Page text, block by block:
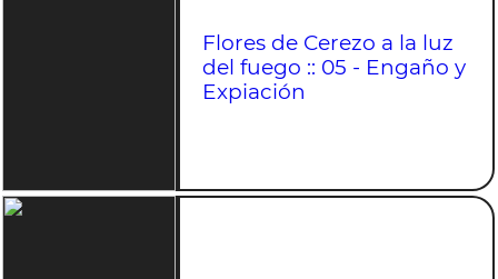
Flores de Cerezo a la luz
del fuego :: 05 - Engaño y
Expiación